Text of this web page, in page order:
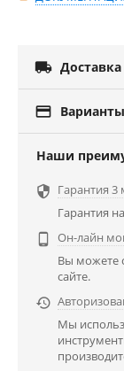
 Доставка

Наши
 Гарантия 3
Гарантия

Он-лайн
Вы можете
сайте.

Мы